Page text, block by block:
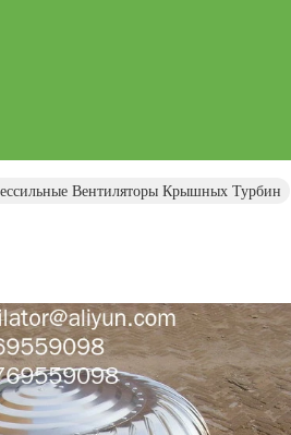
Вентиляторы Крышных Турбин